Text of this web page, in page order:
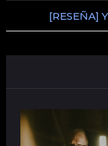
[RESEÑA]